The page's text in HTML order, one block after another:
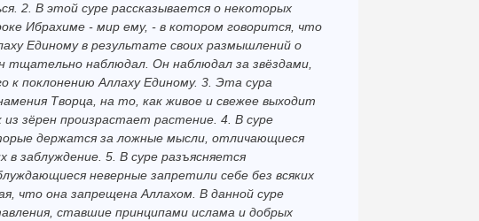
2. В этой суре рассказывается о некоторых
Ибрахиме - мир ему, - в котором говорится, что
Единому в результате своих размышлений о
тщательно наблюдал. Он наблюдал за звёздами,
к поклонению Аллаху Единому. 3. Эта сура
Творца, на то, как живое и свежее выходит
из зёрен произрастает растение. 4. В суре
держатся за ложные мысли, отличающиеся
заблуждение. 5. В суре разъясняется
неверные запретили себе без всяких
что она запрещена Аллахом. В данной суре
ставшие принципами ислама и добрых